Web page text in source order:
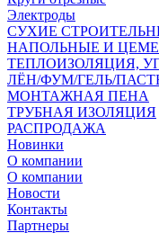
Электроды
СУХИЕ
НАПОЛЬНЫЕ И
ТЕПЛОИЗОЛЯЦИЯ,
ЛЁН/ФУМ/ГЕЛЬ/
МОНТАЖНАЯ ПЕНА
ТРУБНАЯ ИЗОЛЯЦИЯ
РАСПРОДАЖА
Новинки
О компании
О компании
Новости
Контакты
Партнеры